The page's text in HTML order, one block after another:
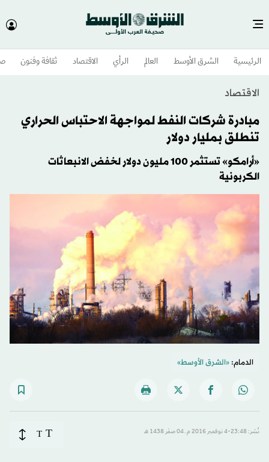
الرئيسية الشرق الأوسط​ العالم الرأي الاقتصاد ثقافة وفنون
الاقتصاد
مبادرة شركات النفط لمواجهة الاحتباس الحراري
تنطلق بمليار دولار
«أرامكو» تستثمر 100 مليون دولار لخفض الانبعاثات
الكربونية
الدمام:«الشرق الأوسط»
نُشر: 23:48-4 نوفمبر 2016 م ـ 04 صفَر 1438 هـ T
T